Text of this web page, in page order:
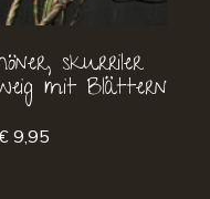
skurriler
mit Blättern
9,95